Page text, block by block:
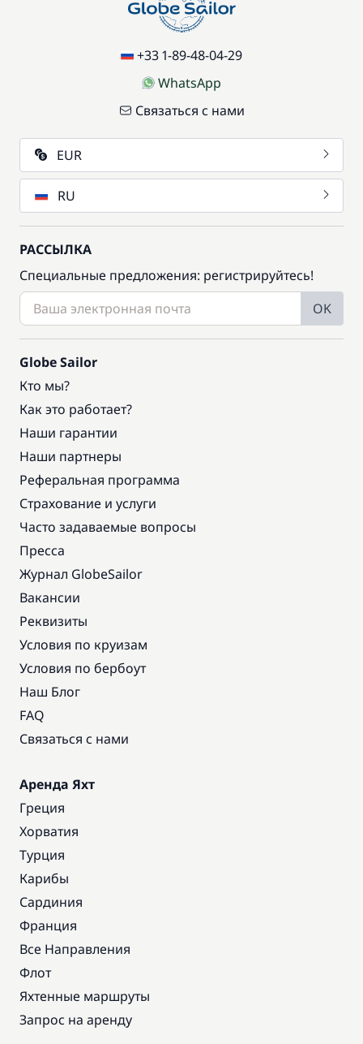
+33 1-89-48-04-29
WhatsApp
Связаться с нами
EUR
RU
РАССЫЛКА
Специальные предложения: регистрируйтесь!
OK
Globe Sailor
Кто мы?
Как это работает?
Наши гарантии
Наши партнеры
Реферальная программа
Страхование и услуги
Часто задаваемые вопросы
Пресса
Журнал GlobeSailor
Вакансии
Реквизиты
Условия по круизам
Условия по бербоут
Наш Блог
FAQ
Связаться с нами
Аренда Яхт
Греция
Хорватия
Турция
Карибы
Сардиния
Франция
Все Направления
Флот
Яхтенные маршруты
Запрос на аренду